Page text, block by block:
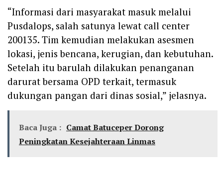
“Informasi dari masyarakat masuk melalui
Pusdalops, salah satunya lewat call center
200135. Tim kemudian melakukan asesmen
lokasi, jenis bencana, kerugian, dan kebutuhan.
Setelah itu barulah dilakukan penanganan
darurat bersama OPD terkait, termasuk
dukungan pangan dari dinas sosial,” jelasnya.
Baca Juga : ‎Camat Batuceper Dorong
Peningkatan Kesejahteraan Linmas